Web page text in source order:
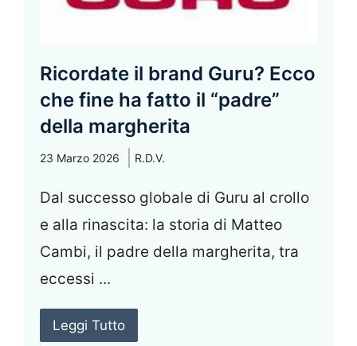
Ricordate il brand Guru? Ecco
che fine ha fatto il “padre”
della margherita
23 Marzo 2026 R.D.V.
Dal successo globale di Guru al crollo
e alla rinascita: la storia di Matteo
Cambi, il padre della margherita, tra
eccessi ...
Leggi Tutto